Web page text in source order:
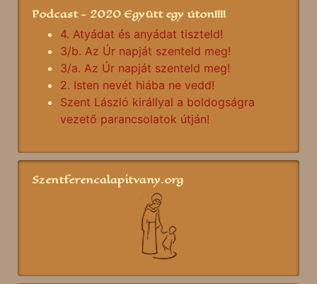
Podcast - 2020 Együtt egy úton!!!!
4. Atyádat és anyádat tiszteld!
3/b. Az Úr napját szenteld meg!
3/a. Az Úr napját szenteld meg!
2. Isten nevét hiába ne vedd!
Szent László királlyal a boldogságra
vezető parancsolatok útján!
Szentferencalapitvany.org